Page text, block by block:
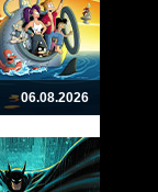
06.08.2026